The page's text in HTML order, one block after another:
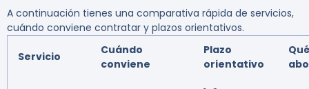
A continuación tienes una comparativa rápida de servicios,
cuándo conviene contratar y plazos orientativos.
Servicio
Cuándo
conviene
Plazo
orientativo